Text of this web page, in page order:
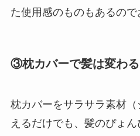
た使用感のものもあるので
③枕カバーで髪は変わる
枕カバーをサラサラ素材
えるだけでも、髪のぴょん